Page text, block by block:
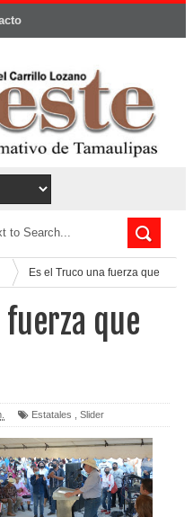
Es el Truco una fuerza que
fuerza que
Estatales Slider